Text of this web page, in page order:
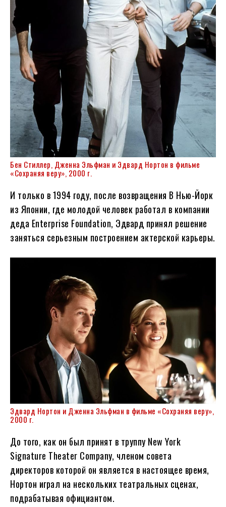
Бен Стиллер, Дженна Эльфман и Эдвард Нортон в фильме
«Сохраняя веру», 2000 г.
И только в 1994 году, после возвращения В Нью-Йорк
из Японии, где молодой человек работал в компании
деда Enterprise Foundation, Эдвард принял решение
заняться серьезным построением актерской карьеры.
Эдвард Нортон и Дженна Эльфман в фильме «Сохраняя веру»,
2000 г.
До того, как он был принят в труппу New York
Signature Theater Company, членом совета
директоров которой он является в настоящее время,
Нортон играл на нескольких театральных сценах,
подрабатывая официантом.